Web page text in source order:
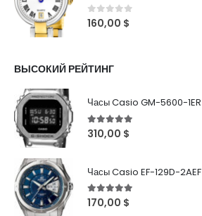
0out of 5
160,00 $
ВЫСОКИЙ РЕЙТИНГ
Часы Casio GM-5600-1ER
5out of 5
310,00 $
Часы Casio EF-129D-2AEF
5out of 5
170,00 $